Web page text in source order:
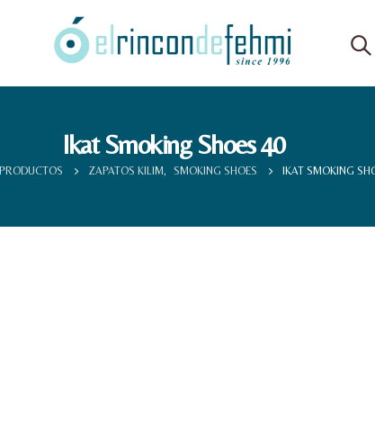
Ikat Smoking Shoes 40
PRODUCTOS ZAPATOS KILIM, SMOKING SHOES IKAT SMOKING